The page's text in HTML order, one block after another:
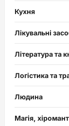
Кухня
Лікувальні
Література та
Логістика та
Людина
Магія,